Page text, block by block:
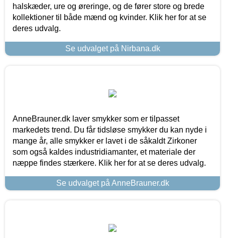
halskæder, ure og øreringe, og de fører store og brede
kollektioner til både mænd og kvinder. Klik her for at se
deres udvalg.
Se udvalget på Nirbana.dk
AnneBrauner.dk laver smykker som er tilpasset
markedets trend. Du får tidsløse smykker du kan nyde i
mange år, alle smykker er lavet i de såkaldt Zirkoner
som også kaldes industridiamanter, et materiale der
næppe findes stærkere. Klik her for at se deres udvalg.
Se udvalget på AnneBrauner.dk